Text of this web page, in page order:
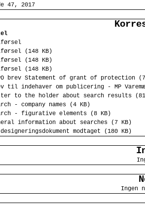
47, 2017
(148 KB)
(148 KB)
(148 KB)
brev Statement of grant of protection
til indehaver om publicering - MP
to the holder about search results
- company names (4 KB)
- figurative elements (8 KB)
information about searches (7 KB)
designeringsdokument modtaget (180 KB)
Ingen